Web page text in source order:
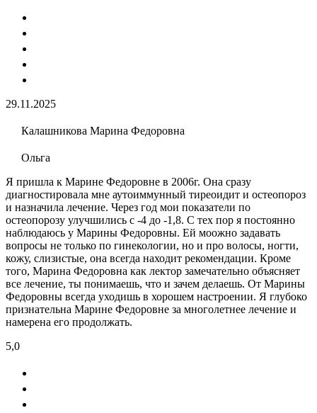
29.11.2025
Калашникова Марина Федоровна
Ольга
Я пришла к Марине Федоровне в 2006г. Она сразу
диагностировала мне аутоиммунный тиреоидит и остеопороз
и назначила лечение. Через год мои показатели по
остеопорозу улучшились с -4 до -1,8. С тех пор я постоянно
наблюдаюсь у Марины Федоровны. Ей моожно задавать
вопросы не только по гинекологии, но и про волосы, ногти,
кожу, слизистые, она всегда находит рекомендации. Кроме
того, Марина Федоровна как лектор замечательно объясняет
все лечение, ты понимаешь, что и зачем делаешь. От Марины
Федоровны всегда уходишь в хорошем настроении. Я глубоко
признательна Марине Федоровне за многолетнее лечение и
намерена его продолжать.
5,0